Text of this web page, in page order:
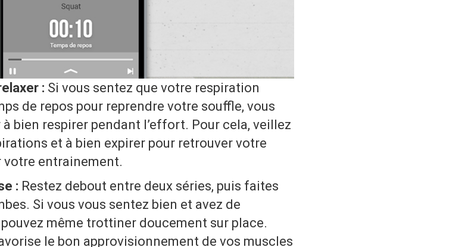
: Si vous sentez que votre respiration
de repos pour reprendre votre souffle, vous
bien respirer pendant l’effort. Pour cela, veillez
et à bien expirer pour retrouver votre
votre entrainement.
: Restez debout entre deux séries, puis faites
Si vous vous sentez bien et avez de
pouvez même trottiner doucement sur place.
le bon approvisionnement de vos muscles